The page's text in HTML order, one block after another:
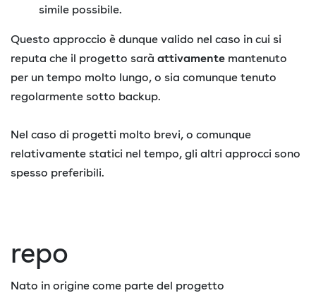
simile possibile.
Questo approccio è dunque valido nel caso in cui si
reputa che il progetto sarà attivamente mantenuto
per un tempo molto lungo, o sia comunque tenuto
regolarmente sotto backup.
Nel caso di progetti molto brevi, o comunque
relativamente statici nel tempo, gli altri approcci sono
spesso preferibili.
repo
Nato in origine come parte del progetto